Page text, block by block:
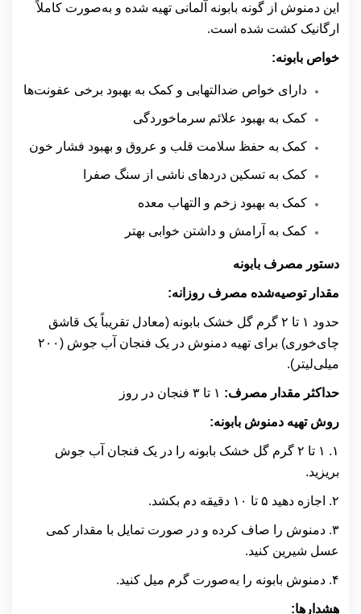
این دمنوش از گونه بابونه آلمانی تهیه شده و به‌صورت کاملاً
ارگانیک کشت شده است.
خواص بابونه:
دارای خواص ضدالتهابی و کمک به بهبود برخی عفونت‌ها
کمک به بهبود علائم سرماخوردگی
کمک به حفظ سلامت قلب و عروق و بهبود فشار خون
کمک به تسکین دردهای ناشی از سنگ صفرا
کمک به بهبود زخم و التهاب معده
کمک به آرامش و داشتن خوابی بهتر
دستور مصرف بابونه
مقدار توصیه‌شده مصرف روزانه:
حدود ۱ تا ۲ گرم گل خشک بابونه (معادل تقریباً یک قاشق
چای‌خوری) برای تهیه دمنوش در یک فنجان آب جوش (۲۰۰
میلی‌لیتر).
حداکثر مقدار مصرف: ۱ تا ۳ فنجان در روز
روش تهیه دمنوش بابونه:
۱. ۱ تا ۲ گرم گل خشک بابونه را در یک فنجان آب جوش
بریزید.
۲. اجازه دهید ۵ تا ۱۰ دقیقه دم بکشد.
۳. دمنوش را صاف کرده و در صورت تمایل با مقدار کمی
عسل شیرین کنید.
۴. دمنوش بابونه را به‌صورت گرم میل کنید.
هشدارها: